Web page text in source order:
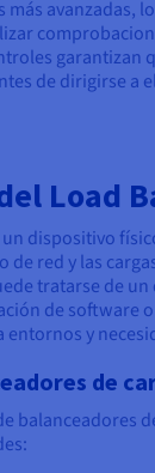
más avanzadas,
garantizan
de dirigirse a
Load
un dispositivo
red y las
tratarse de
de software
entornos y
de
balanceadores